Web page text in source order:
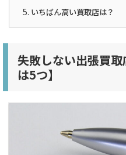
いちばん高い買取店は？
失敗しない出張買
は5つ】